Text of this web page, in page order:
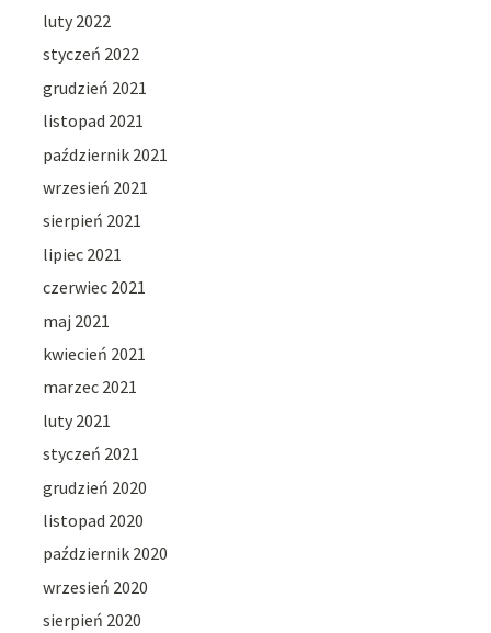
luty 2022
styczeń 2022
grudzień 2021
listopad 2021
październik 2021
wrzesień 2021
sierpień 2021
lipiec 2021
czerwiec 2021
maj 2021
kwiecień 2021
marzec 2021
luty 2021
styczeń 2021
grudzień 2020
listopad 2020
październik 2020
wrzesień 2020
sierpień 2020